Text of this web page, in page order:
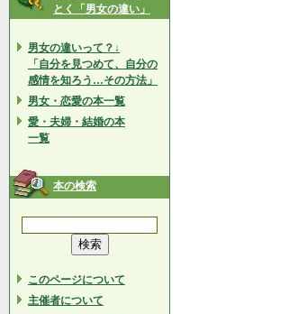
とく「男女の違い」
男女の違いって？↓
「自分を見つめて、自分の
感情を知ろう…その方法」
男女・恋愛の本一覧
愛・夫婦・結婚の本
一覧
本の検索
このページについて
主催者について